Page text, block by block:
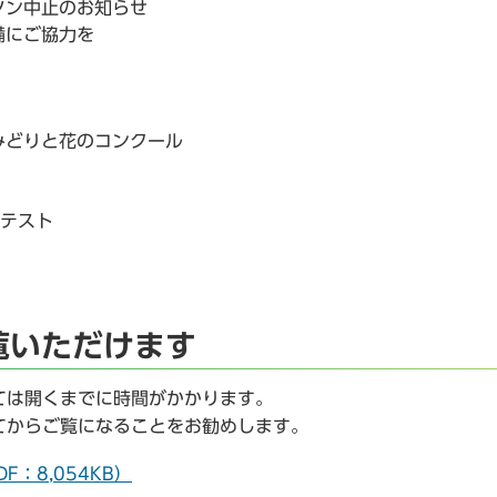
中止のお知らせ
ご協力を
りと花のコンクール
スト
ただけます
開くまでに時間がかかります。
らご覧になることをお勧めします。
：8,054KB）